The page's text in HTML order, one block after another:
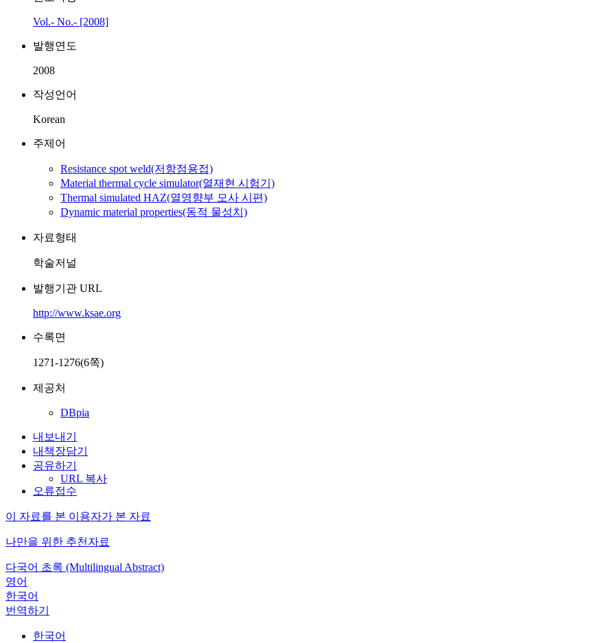
Vol.- No.- [2008]
발행연도
2008
작성언어
Korean
주제어
Resistance spot weld(저항점용접)
Material thermal cycle simulator(열재현 시험기)
Thermal simulated HAZ(열영향부 모사 시편)
Dynamic material properties(동적 물성치)
자료형태
학술저널
발행기관 URL
http://www.ksae.org
수록면
1271-1276(6쪽)
제공처
DBpia
내보내기
내책장담기
공유하기
URL 복사
오류접수
이 자료를 본 이용자가 본 자료
나만을 위한 추천자료
다국어 초록 (Multilingual Abstract)
영어
한국어
번역하기
한국어